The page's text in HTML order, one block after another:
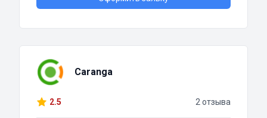
Caranga
2.5 2 отзыва